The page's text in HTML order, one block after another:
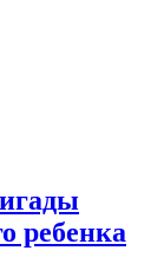
ребенка